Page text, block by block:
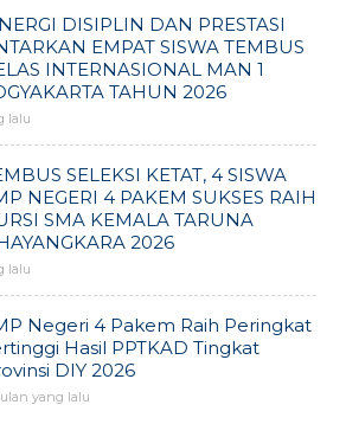
DISIPLIN DAN PRESTASI
EMPAT SISWA TEMBUS
INTERNASIONAL MAN 1
TAHUN 2026
lalu
SELEKSI KETAT, 4 SISWA
NEGERI 4 PAKEM SUKSES RAIH
SMA KEMALA TARUNA
2026
lalu
Negeri 4 Pakem Raih Peringkat
Hasil PPTKAD Tingkat
DIY 2026
yang lalu